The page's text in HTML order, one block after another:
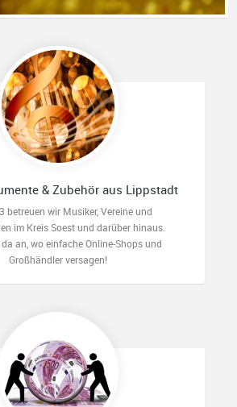
& Zubehör aus Lippstadt
betreuen wir Musiker, Vereine und
im Kreis Soest und darüber hinaus.
an, wo einfache Online-Shops und
Großhändler versagen!